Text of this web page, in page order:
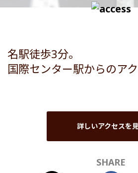
名駅徒歩3分。
国際センター駅からのア
詳しいアクセスを
SHARE